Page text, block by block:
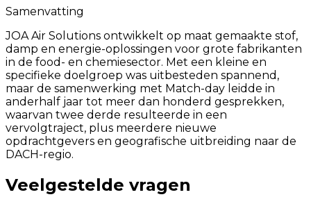
Samenvatting
JOA Air Solutions ontwikkelt op maat gemaakte stof,
damp en energie-oplossingen voor grote fabrikanten
in de food- en chemiesector. Met een kleine en
specifieke doelgroep was uitbesteden spannend,
maar de samenwerking met Match-day leidde in
anderhalf jaar tot meer dan honderd gesprekken,
waarvan twee derde resulteerde in een
vervolgtraject, plus meerdere nieuwe
opdrachtgevers en geografische uitbreiding naar de
DACH-regio.
Veelgestelde vragen